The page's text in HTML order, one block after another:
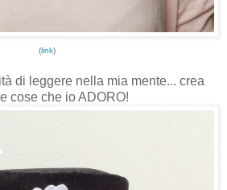
(link)
di leggere nella mia mente... crea
cose che io ADORO!